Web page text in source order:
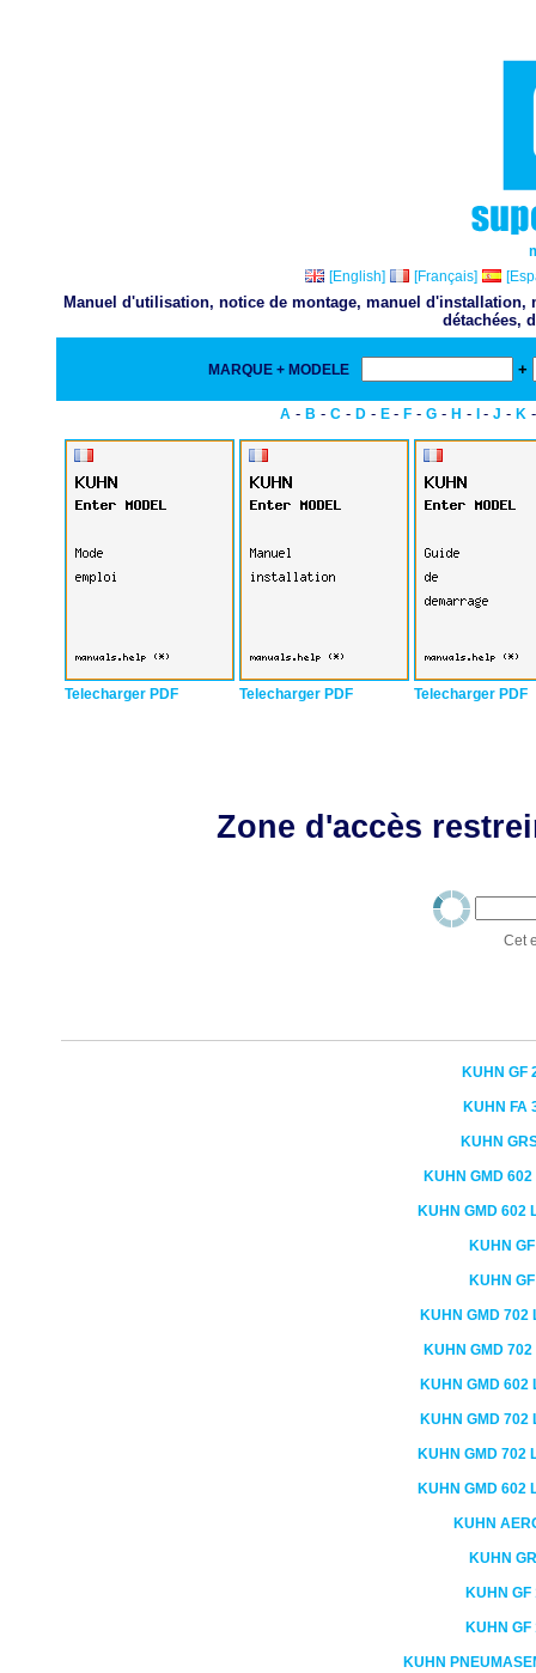
[English]
[Français]
Manuel d'utilisation, notice de montage, manuel
détachées,
MARQUE + MODELE +
A - B - C - D - E - F - G - H - - J - K
Telecharger PDF Telecharger PDF Telecharger PDF
Zone d'accès
Cet
KUHN GF
KUHN FA
KUHN
KUHN GMD 602
KUHN GMD 602
KUHN
KUHN
KUHN GMD 702
KUHN GMD 702
KUHN GMD 602
KUHN GMD 702
KUHN GMD 702
KUHN GMD 602
KUHN
KUHN
KUHN GF
KUHN GF
KUHN